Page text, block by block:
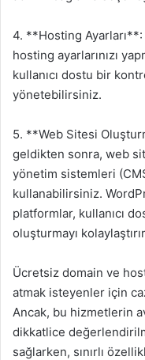
4. **Hosting Ayarları**:
hosting ayarlarınızı
kullanıcı dostu bir
yönetebilirsiniz.
5. **Web Sitesi
geldikten sonra, web
yönetim sistemleri
kullanabilirsiniz.
platformlar, kullanıcı
oluşturmayı
Ücretsiz domain ve
atmak isteyenler için
Ancak, bu hizmetlerin
dikkatlice
sağlarken, sınırlı